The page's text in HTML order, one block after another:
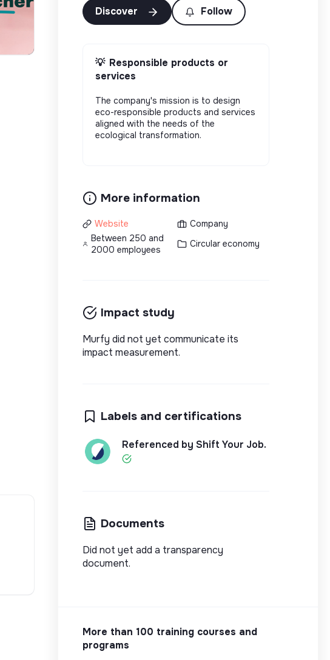
Discover Follow
💡 Responsible products or
services
The company's mission is to design
eco-responsible products and services
aligned with the needs of the
ecological transformation.
More information
Website
Company
Between 250 and
2000 employees
Circular economy
Impact study
Murfy did not yet communicate its
impact measurement.
Labels and certifications
Referenced by Shift Your Job.
Documents
Did not yet add a transparency
document.
More than 100 training courses and
programs